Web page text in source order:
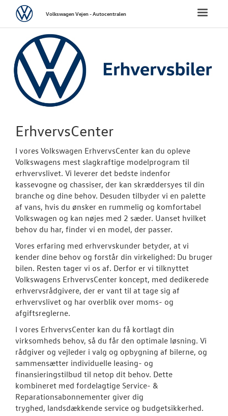
NYE
Finansiering
Modeller
Book en
Garanti
BRUGTE BILER
VÆRKSTED
SKADECENTER
Toggle
VolkswagenVolkswagen Vejen - Autocentralen
ErhvervsCenter
I vores Volkswagen ErhvervsCenter kan du opleve
Volkswagens mest slagkraftige modelprogram til
erhvervslivet. Vi leverer det bedste indenfor
kassevogne og chassiser, der kan skræddersyes til din
branche og dine behov. Desuden tilbyder vi en palette
af vans, hvis du ønsker en rummelig og komfortabel
Volkswagen og kan nøjes med 2 sæder. Uanset hvilket
behov du har, finder vi en model, der passer.
Vores erfaring med erhvervskunder betyder, at vi
kender dine behov og forstår din virkelighed: Du bruger
bilen. Resten tager vi os af. Derfor er vi tilknyttet
Volkswagens ErhvervsCenter koncept, med dedikerede
erhvervsrådgivere, der er vant til at tage sig af
erhvervslivet og har overblik over moms- og
afgiftsreglerne.
I vores ErhvervsCenter kan du få kortlagt din
virksomheds behov, så du får den optimale løsning. Vi
rådgiver og vejleder i valg og opbygning af bilerne, og
sammensætter individuelle leasing- og
finansieringstilbud til netop dit behov. Dette
kombineret med fordelagtige Service- &
Reparationsabonnementer giver dig
tryghed, landsdækkende service og budgetsikkerhed.